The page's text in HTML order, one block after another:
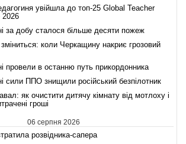
увійшла до топ-25 Global Teacher
2026
за добу сталося більше десяти пожеж
зміниться: коли Черкащину накриє грозовий
провели в останню путь прикордонника
сили ППО знищили російський безпілотник
як очистити дитячу кімнату від мотлоху і
гроші
06 серпня 2026
розвідника-сапера